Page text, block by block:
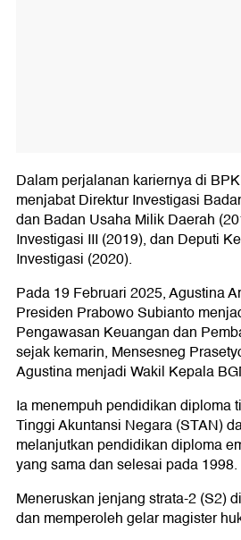
Dalam perjalanan kariernya di
menjabat Direktur Investigasi
dan Badan Usaha Milik Daerah
Investigasi III (2019), dan Deputi
Investigasi (2020).
Pada 19 Februari 2025, Agustina
Presiden Prabowo Subianto
Pengawasan Keuangan dan
sejak kemarin, Mensesneg
Agustina menjadi Wakil Kepala
Ia menempuh pendidikan diploma
Tinggi Akuntansi Negara (STAN)
melanjutkan pendidikan diploma
yang sama dan selesai pada 1998.
Meneruskan jenjang strata-2 (S2)
dan memperoleh gelar magister